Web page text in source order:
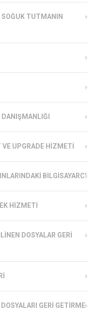
TUTMANIN
VE UPGRADE HIZMETI
BILGISAYARCI
HIZMETI
DOSYALAR GERI
GERI GETIRME